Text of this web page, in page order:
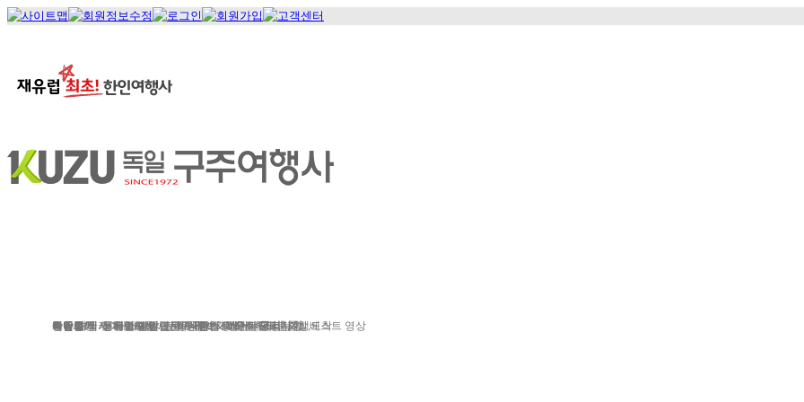
서유럽 동유럽/발칸 동서유럽 런던/파리 출발,도착
부활절 성탄절/연말연시 이벤트/시즌투어
북유럽/러시아 아이슬란드 Fire & Ice
그리스/터키 스페인/포르투갈 이집트
한국/미국 테마여행 허니문 레저 맞춤여행
박람회 해외연수 전시/공연 VIP 의전
독일여행 가이드&차량 예약 대행 서비스
항공.호텔.열차
여행후기 포토앨범 여행정보 가이드 컬럼 베스트 영상
예약문의 자주하는 질문 승차장소 공지사항